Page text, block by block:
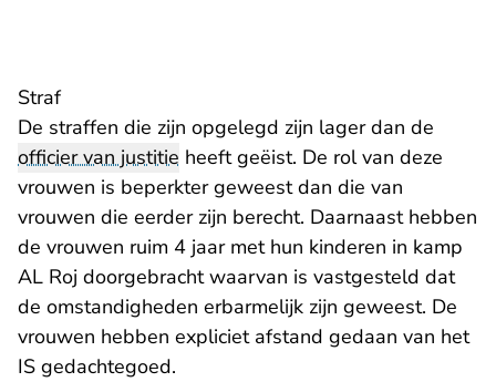
Straf
De straffen die zijn opgelegd zijn lager dan de
officier van justitie heeft geëist. De rol van deze
vrouwen is beperkter geweest dan die van
vrouwen die eerder zijn berecht. Daarnaast hebben
de vrouwen ruim 4 jaar met hun kinderen in kamp
AL Roj doorgebracht waarvan is vastgesteld dat
de omstandigheden erbarmelijk zijn geweest. De
vrouwen hebben expliciet afstand gedaan van het
IS gedachtegoed.